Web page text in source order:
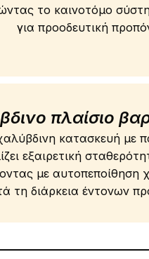
το καινοτόμο
για προοδευτική
πλαίσιο
κατασκευή με
εξαιρετική
με αυτοπεποίθηση
τη διάρκεια έντονων